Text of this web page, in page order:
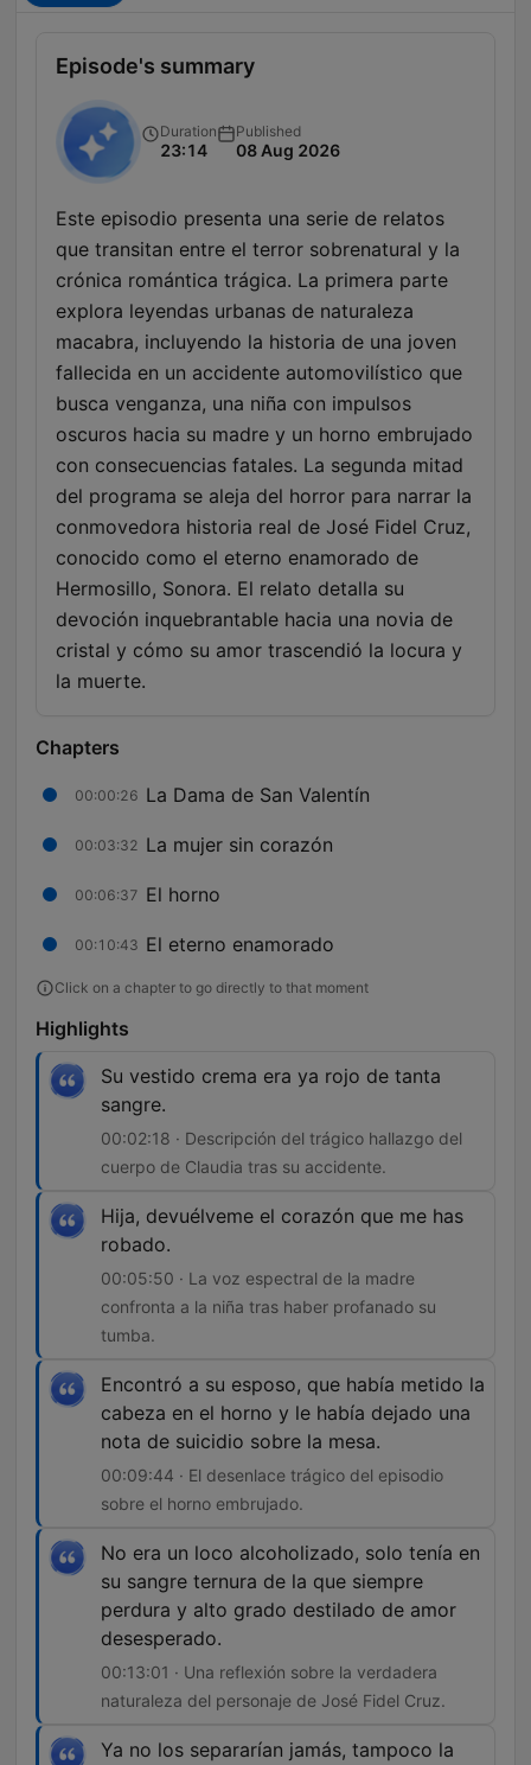
Episode's summary
Duration
23:14
Published
08 Aug 2026
Este episodio presenta una serie de relatos
que transitan entre el terror sobrenatural y la
crónica romántica trágica. La primera parte
explora leyendas urbanas de naturaleza
macabra, incluyendo la historia de una joven
fallecida en un accidente automovilístico que
busca venganza, una niña con impulsos
oscuros hacia su madre y un horno embrujado
con consecuencias fatales. La segunda mitad
del programa se aleja del horror para narrar la
conmovedora historia real de José Fidel Cruz,
conocido como el eterno enamorado de
Hermosillo, Sonora. El relato detalla su
devoción inquebrantable hacia una novia de
cristal y cómo su amor trascendió la locura y
la muerte.
Chapters
00:00:26 La Dama de San Valentín
00:03:32 La mujer sin corazón
00:06:37 El horno
00:10:43 El eterno enamorado
Click on a chapter to go directly to that moment
Highlights
Su vestido crema era ya rojo de tanta
sangre.
00:02:18 · Descripción del trágico hallazgo del
cuerpo de Claudia tras su accidente.
Hija, devuélveme el corazón que me has
robado.
00:05:50 · La voz espectral de la madre
confronta a la niña tras haber profanado su
tumba.
Encontró a su esposo, que había metido la
cabeza en el horno y le había dejado una
nota de suicidio sobre la mesa.
00:09:44 · El desenlace trágico del episodio
sobre el horno embrujado.
No era un loco alcoholizado, solo tenía en
su sangre ternura de la que siempre
perdura y alto grado destilado de amor
desesperado.
00:13:01 · Una reflexión sobre la verdadera
naturaleza del personaje de José Fidel Cruz.
Ya no los separarían jamás, tampoco la